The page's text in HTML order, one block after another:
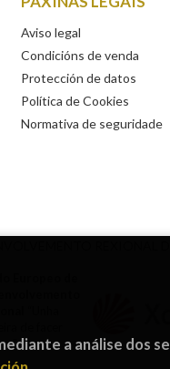
Aviso legal
Condicións de venda
Protección de datos
Política de Cookies
Normativa de seguridade
a análise dos